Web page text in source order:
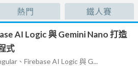
熱門 鐵人賽
AI Logic 與 Gemini Nano 打造
式
、Firebase AI Logic 與 G...